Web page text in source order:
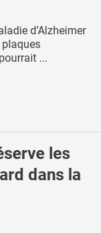
d’Alzheimer
...
les
dans la